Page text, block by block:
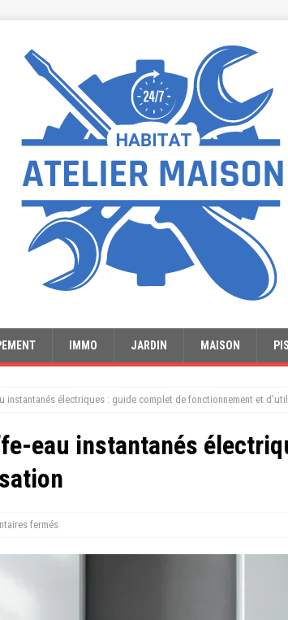
IMMO JARDIN MAISON
instantanés électriques : guide complet de fonctionnement et
eau instantanés
fermés